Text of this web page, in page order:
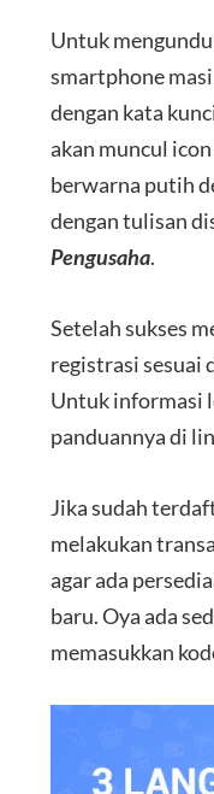
Untuk
smartphone
dengan kata
akan muncul
berwarna putih
dengan tulisan
Pengusaha.
Setelah sukses
registrasi sesuai
Untuk informasi
panduannya di
Jika sudah
melakukan
agar ada
baru. Oya ada
memasukkan